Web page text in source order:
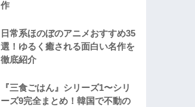
作
日常系ほのぼのアニメおすすめ35
選！ゆるく癒される面白い名作を
徹底紹介
『三食ごはん』シリーズ1〜シリ
ーズ9完全まとめ！韓国で不動の